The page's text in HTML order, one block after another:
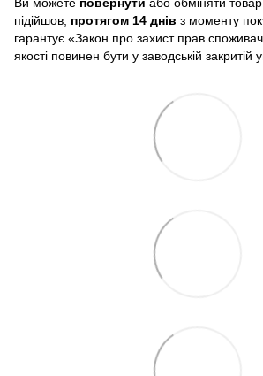
підійшов, протягом 14 днів з моменту
гарантує «Закон про захист прав
якості повинен бути у заводській закритій